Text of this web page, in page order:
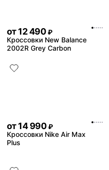
от12 490 ₽
Кроссовки New Balance
2002R Grey Carbon
от14 990 ₽
Кроссовки Nike Air Max
Plus